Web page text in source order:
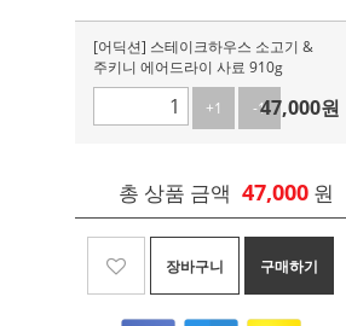
[어딕션] 스테이크하우스 소고기 &
주키니 에어드라이 사료 910g
+1
-147,000원
총 상품 금액 47,000 원
장바구니 구매하기